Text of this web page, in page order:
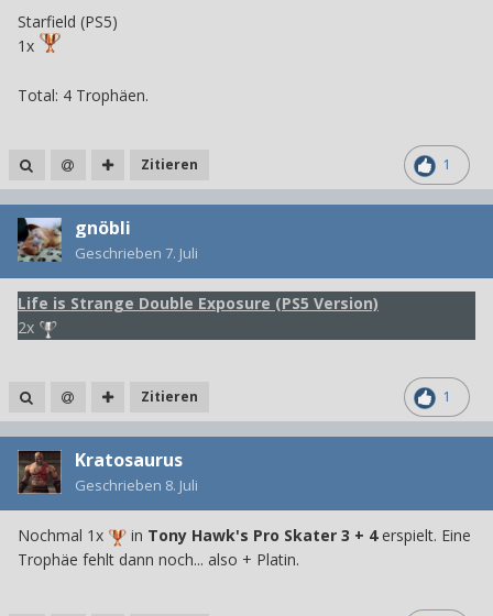
Starfield (PS5)
1x
Total: 4 Trophäen.
1
Zitieren
gnöbli
Geschrieben 7. Juli
Life is Strange Double Exposure (PS5 Version)
2x
1
Zitieren
Kratosaurus
Geschrieben 8. Juli
Nochmal 1x in Tony Hawk's Pro Skater 3 + 4erspielt. Eine
Trophäe fehlt dann noch... also + Platin.